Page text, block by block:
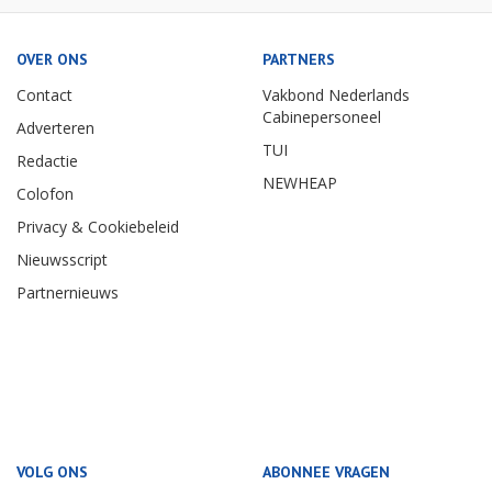
OVER ONS
Contact
Adverteren
Redactie
Colofon
Privacy & Cookiebeleid
Nieuwsscript
Partnernieuws
PARTNERS
Vakbond Nederlands
Cabinepersoneel
TUI
NEWHEAP
VOLG ONS ABONNEE VRAGEN